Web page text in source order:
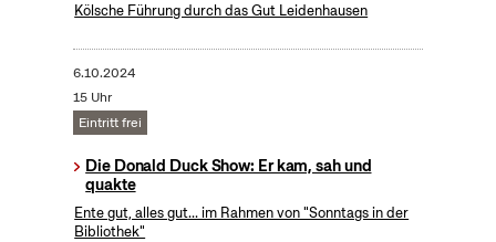
Kölsche Führung durch das Gut Leidenhausen
6.10.2024
15 Uhr
Eintritt frei
Die Donald Duck Show: Er kam, sah und
quakte
Ente gut, alles gut... im Rahmen von "Sonntags in der
Bibliothek"